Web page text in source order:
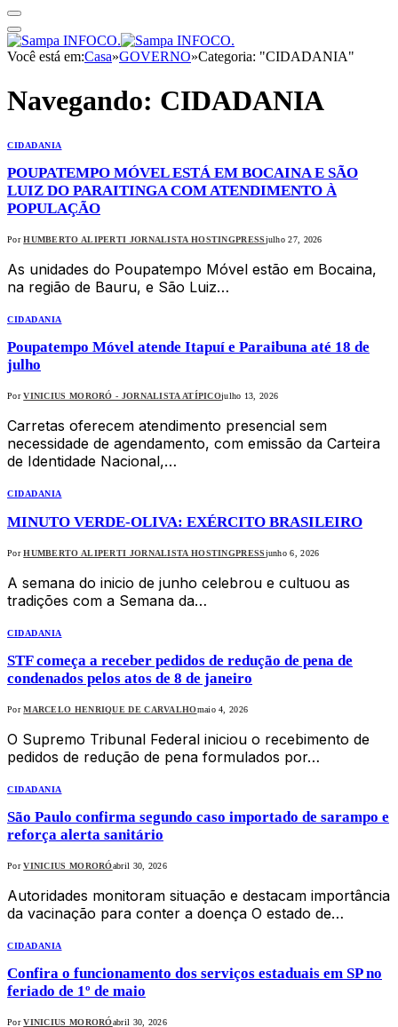
Você está em:Casa»GOVERNO»Categoria: "CIDADANIA"
Navegando: CIDADANIA
CIDADANIA
POUPATEMPO MÓVEL ESTÁ EM BOCAINA E SÃO
LUIZ DO PARAITINGA COM ATENDIMENTO À
POPULAÇÃO
Por HUMBERTO ALIPERTI JORNALISTA HOSTINGPRESSjulho 27, 2026
As unidades do Poupatempo Móvel estão em Bocaina,
na região de Bauru, e São Luiz…
CIDADANIA
Poupatempo Móvel atende Itapuí e Paraibuna até 18 de
julho
Por VINICIUS MORORÓ - JORNALISTA ATÍPICOjulho 13, 2026
Carretas oferecem atendimento presencial sem
necessidade de agendamento, com emissão da Carteira
de Identidade Nacional,…
CIDADANIA
MINUTO VERDE-OLIVA: EXÉRCITO BRASILEIRO
Por HUMBERTO ALIPERTI JORNALISTA HOSTINGPRESSjunho 6, 2026
A semana do inicio de junho celebrou e cultuou as
tradições com a Semana da…
CIDADANIA
STF começa a receber pedidos de redução de pena de
condenados pelos atos de 8 de janeiro
Por MARCELO HENRIQUE DE CARVALHOmaio 4, 2026
O Supremo Tribunal Federal iniciou o recebimento de
pedidos de redução de pena formulados por…
CIDADANIA
São Paulo confirma segundo caso importado de sarampo e
reforça alerta sanitário
Por VINICIUS MORORÓabril 30, 2026
Autoridades monitoram situação e destacam importância
da vacinação para conter a doença O estado de…
CIDADANIA
Confira o funcionamento dos serviços estaduais em SP no
feriado de 1º de maio
Por VINICIUS MORORÓabril 30, 2026